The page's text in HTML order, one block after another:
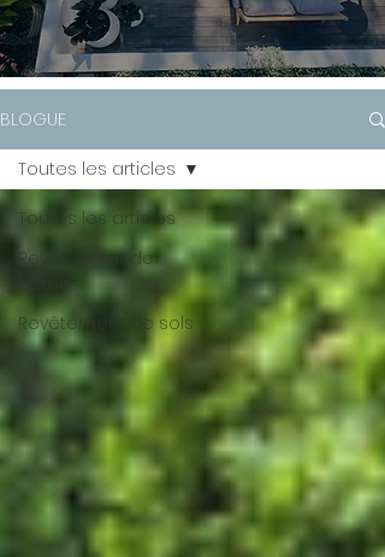
BLOGUE
Toutes les articles
Revêtement de
Revêtement de sols
Toutes les articles